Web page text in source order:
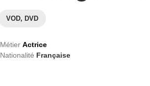
VOD, DVD
Métier Actrice
Nationalité Française